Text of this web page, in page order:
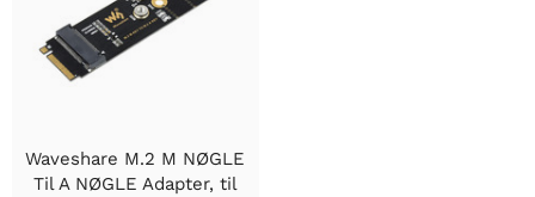
Waveshare M.2 M NØGLE
Til A NØGLE Adapter, til